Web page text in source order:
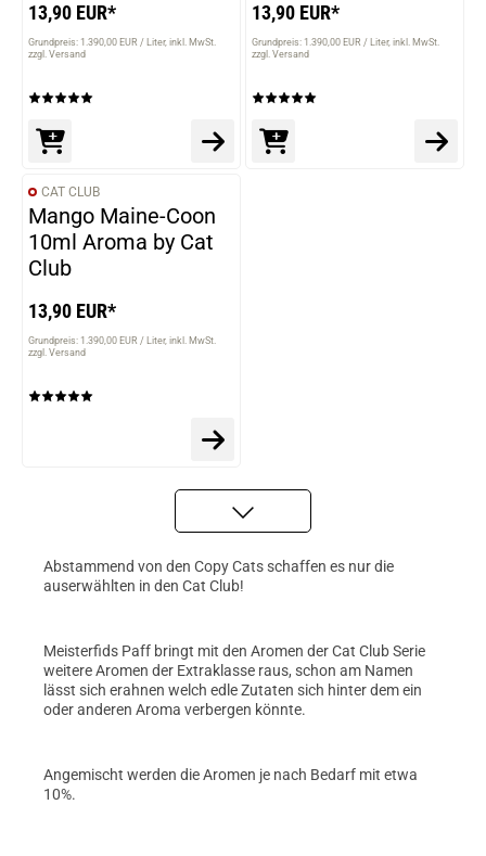
13,90 EUR*
Grundpreis: 1.390,00 EUR / Liter inkl. MwSt.
zzgl. Versand
13,90 EUR*
Grundpreis: 1.390,00 EUR / Liter inkl. MwSt.
zzgl. Versand
CAT CLUB
Mango Maine-Coon
10ml Aroma by Cat
Club
13,90 EUR*
Grundpreis: 1.390,00 EUR / Liter inkl. MwSt.
zzgl. Versand
Abstammend von den Copy Cats schaffen es nur die
auserwählten in den Cat Club!
Meisterfids Paff bringt mit den Aromen der Cat Club Serie
weitere Aromen der Extraklasse raus, schon am Namen
lässt sich erahnen welch edle Zutaten sich hinter dem ein
oder anderen Aroma verbergen könnte.
Angemischt werden die Aromen je nach Bedarf mit etwa
10%.